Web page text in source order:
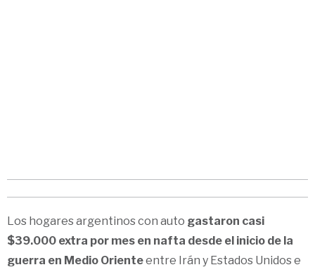
Los hogares argentinos con auto gastaron casi
$39.000 extra por mes en nafta desde el inicio de la
guerra en Medio Orienteentre Irán y Estados Unidos e